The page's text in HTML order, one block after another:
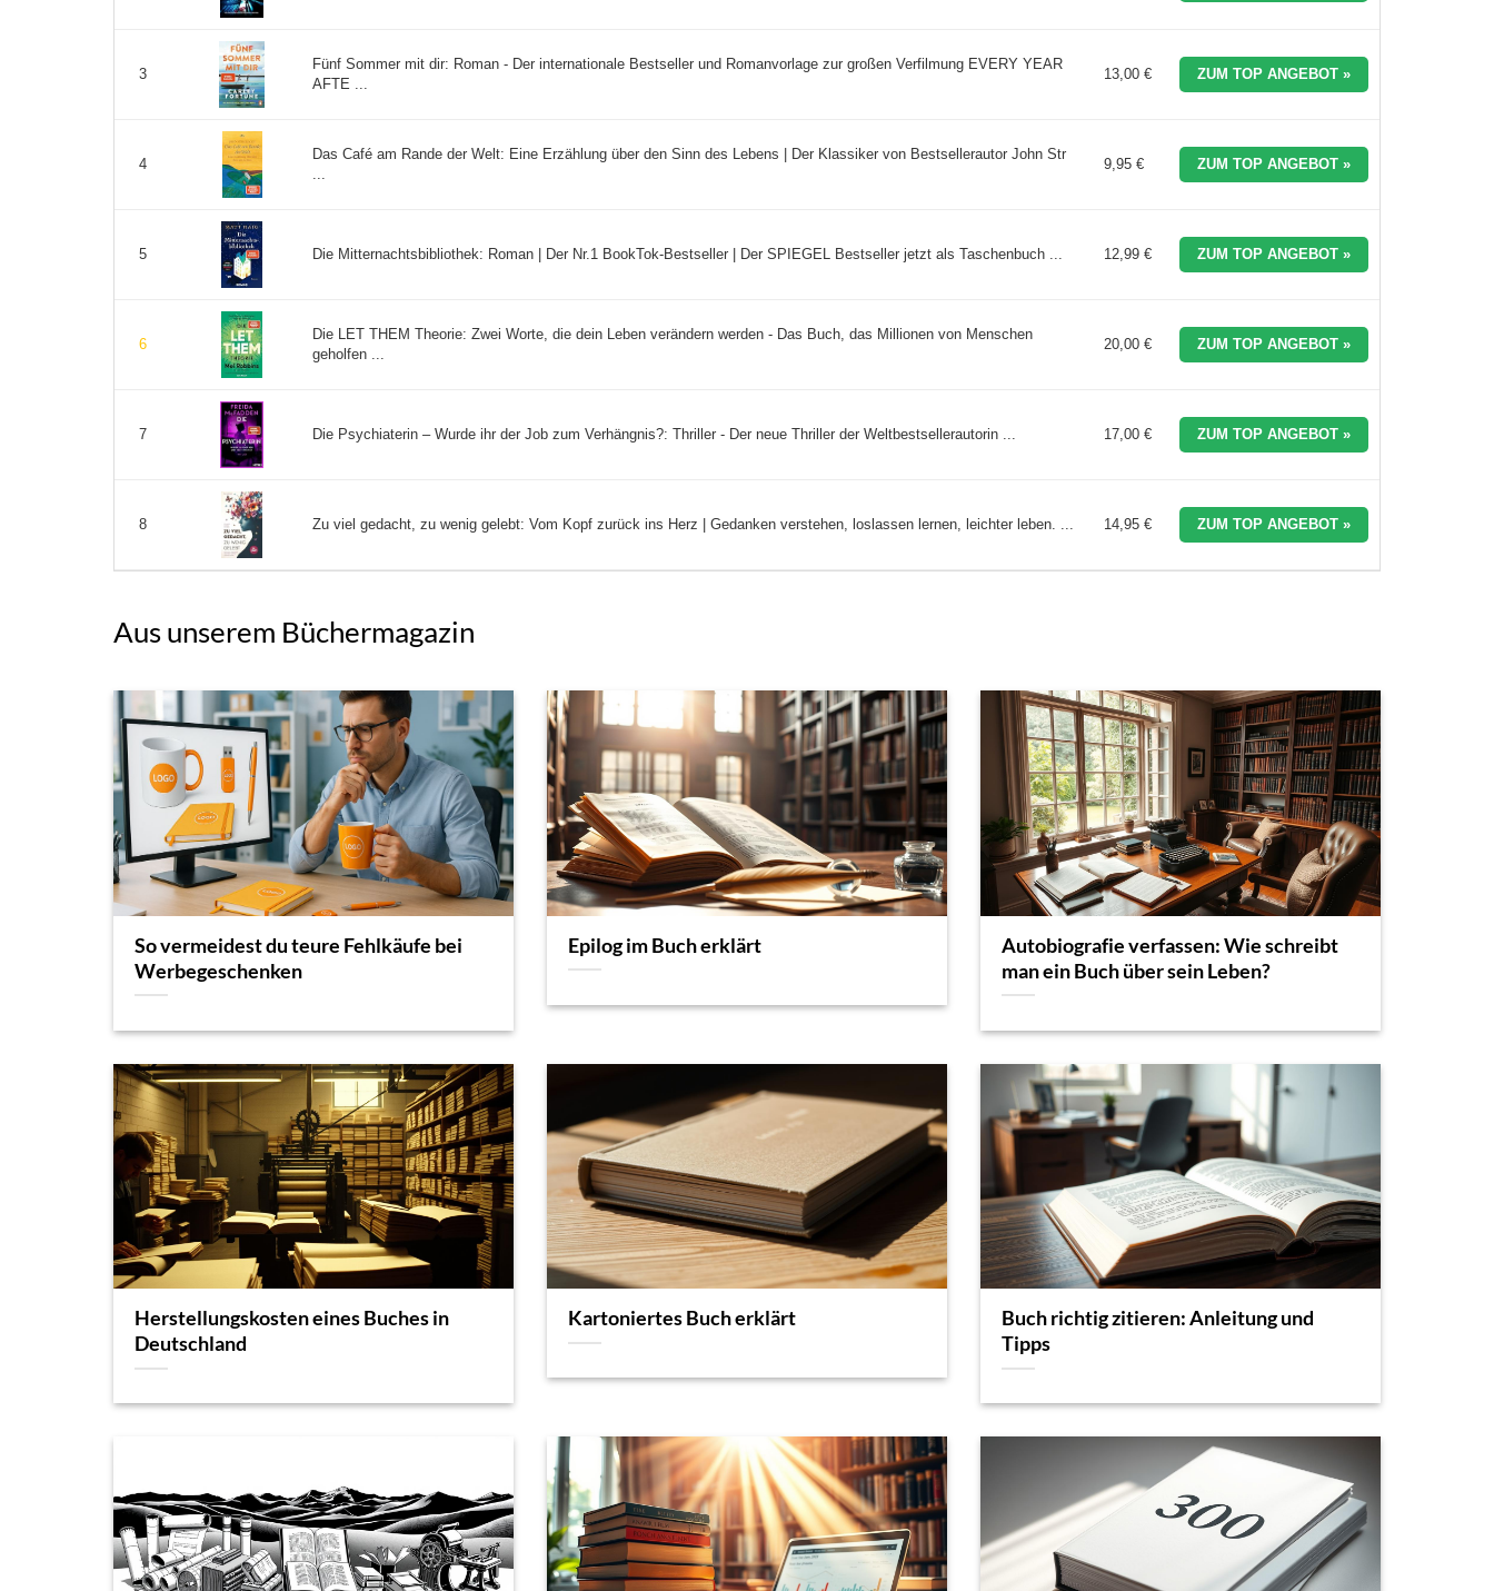
3
Fünf Sommer mit dir: Roman - Der internationale Bestseller und Romanvorlage zur großen Verfilmung EVERY YEAR
AFTE ...
13,00 € ZUM TOP ANGEBOT »
4
Das Café am Rande der Welt: Eine Erzählung über den Sinn des Lebens | Der Klassiker von Bestsellerautor John Str
9,95 € ZUM TOP ANGEBOT »
5 Die Mitternachtsbibliothek: Roman | Der Nr.1 BookTok-Bestseller | Der SPIEGEL Bestseller jetzt als Taschenbuch ... 12,99 € ZUM TOP ANGEBOT »
6
Die LET THEM Theorie: Zwei Worte, die dein Leben verändern werden - Das Buch, das Millionen von Menschen
geholfen ...
20,00 € ZUM TOP ANGEBOT »
7 Die Psychiaterin – Wurde ihr der Job zum Verhängnis?: Thriller - Der neue Thriller der Weltbestsellerautorin ... 17,00 € ZUM TOP ANGEBOT »
8 Zu viel gedacht, zu wenig gelebt: Vom Kopf zurück ins Herz | Gedanken verstehen, loslassen lernen, leichter leben. ... 14,95 € ZUM TOP ANGEBOT »
Aus unserem Büchermagazin
So vermeidest du teure Fehlkäufe bei
Werbegeschenken
Epilog im Buch erklärt
Autobiografie verfassen: Wie schreibt
man ein Buch über sein Leben?
Herstellungskosten eines Buches in
Deutschland
Kartoniertes Buch erklärt
Buch richtig zitieren: Anleitung und
Tipps